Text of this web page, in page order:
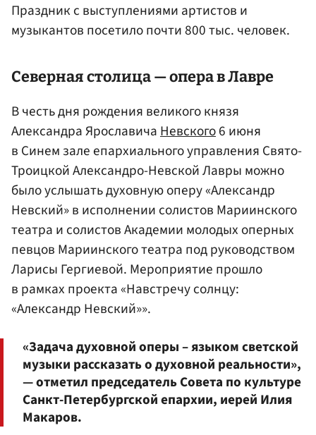
Праздник с выступлениями артистов и
музыкантов посетило почти 800 тыс. человек.
Северная столица — опера в Лавре
В честь дня рождения великого князя
Александра ЯрославичаНевского6 июня
в Синем зале епархиального управления Свято-
Троицкой Александро-Невской Лавры можно
было услышать духовную оперу «Александр
Невский» в исполнении солистов Мариинского
театра и солистов Академии молодых оперных
певцов Мариинского театра под руководством
Ларисы Гергиевой. Мероприятие прошло
в рамках проекта «Навстречу солнцу:
«Александр Невский»».
«Задача духовной оперы – языком светской
музыки рассказать о духовной реальности»,
— отметил председатель Совета по культуре
Санкт-Петербургской епархии, иерей Илия
Макаров.